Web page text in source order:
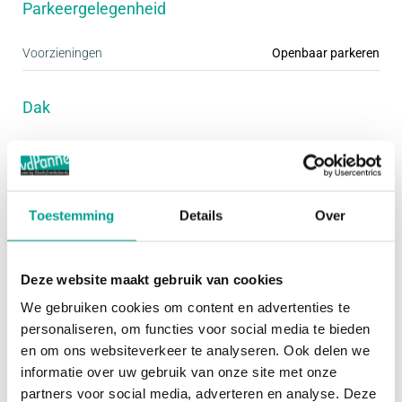
Toestemming Details Over
Deze website maakt gebruik van cookies
We gebruiken cookies om content en advertenties te
personaliseren, om functies voor social media te bieden
en om ons websiteverkeer te analyseren. Ook delen we
informatie over uw gebruik van onze site met onze
partners voor social media, adverteren en analyse. Deze
toegankelijk. Het zonnige balkon op het westen is
zon te genieten. In de zomer is het hier extra
die via de Ringvaart richting de Hollandse IJssel
varen. Het balkon is bovendien voorzien van een
Bijzonderheden:
- Keurig appartement in een complex waarin alle
doelgroepen zich prettig zullen voelen
Parkeergelegenheid
Voorzieningen Openbaar parkeren
Dak
Plat dak
Overig
Onderhoud binnen
Huidig gebruik Woonruimte
Huidige bestemming Woonruimte